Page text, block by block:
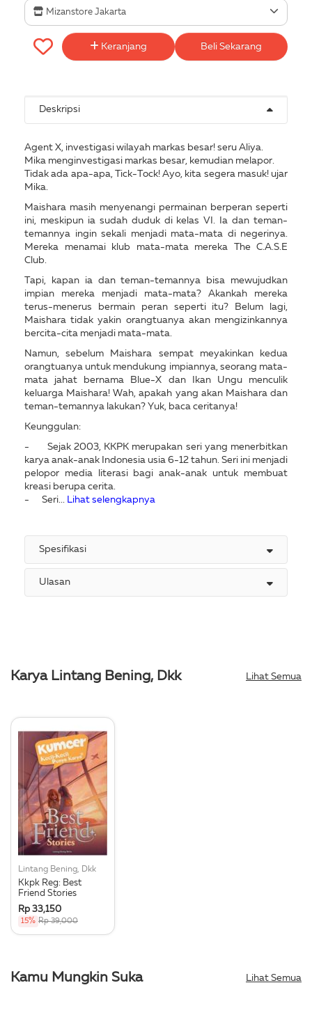
Mizanstore Jakarta
Keranjang Beli Sekarang
Deskripsi
Agent X, investigasi wilayah markas besar! seru Aliya.
Mika menginvestigasi markas besar, kemudian melapor.
Tidak ada apa-apa, Tick-Tock! Ayo, kita segera masuk! ujar
Mika.
Maishara masih menyenangi permainan berperan seperti
ini, meskipun ia sudah duduk di kelas VI. Ia dan teman-
temannya ingin sekali menjadi mata-mata di negerinya.
Mereka menamai klub mata-mata mereka The C.A.S.E
Club.
Tapi, kapan ia dan teman-temannya bisa mewujudkan
impian mereka menjadi mata-mata? Akankah mereka
terus-menerus bermain peran seperti itu? Belum lagi,
Maishara tidak yakin orangtuanya akan mengizinkannya
bercita-cita menjadi mata-mata.
Namun, sebelum Maishara sempat meyakinkan kedua
orangtuanya untuk mendukung impiannya, seorang mata-
mata jahat bernama Blue-X dan Ikan Ungu menculik
keluarga Maishara! Wah, apakah yang akan Maishara dan
teman-temannya lakukan? Yuk, baca ceritanya!
Keunggulan:
- Sejak 2003, KKPK merupakan seri yang menerbitkan
karya anak-anak Indonesia usia 6-12 tahun. Seri ini menjadi
pelopor media literasi bagi anak-anak untuk membuat
kreasi berupa cerita.
- Seri...
Lihat selengkapnya
Spesifikasi
Ulasan
Karya Lintang Bening, Dkk Lihat Semua
Lintang Bening, Dkk
Kkpk Reg: Best
Friend Stories
Rp 33,150
15% Rp 39,000
Kamu Mungkin Suka Lihat Semua